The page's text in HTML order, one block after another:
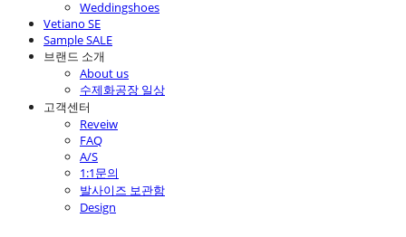
Weddingshoes
Vetiano SE
Sample SALE
브랜드 소개
About us
수제화공장 일상
고객센터
Reveiw
FAQ
A/S
1:1문의
발사이즈 보관함
Design